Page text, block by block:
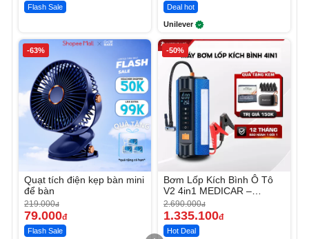
Flash Sale Deal hot
Unilever
-63%
Quạt tích điện kẹp bàn mini
để bàn
219.000đ
79.000đ
Flash Sale
-50%
Bơm Lốp Kích Bình Ô Tô
V2 4in1 MEDICAR –
12.000mAh
2.690.000đ
1.335.100đ
Hot Deal